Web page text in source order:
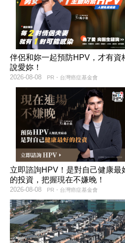
伴侶和妳一起預防HPV，才有資
說愛妳！
PR・台灣癌症基金會
2026-08-08
立即諮詢HPV！是對自己健康最
的投資，把握現在不嫌晚！
PR・台灣癌症基金會
2026-08-08